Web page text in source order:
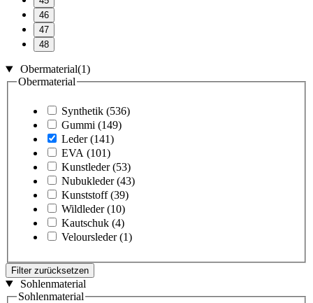
46
47
48
Obermaterial(1)
Obermaterial
Synthetik (536)
Gummi (149)
Leder (141)
EVA (101)
Kunstleder (53)
Nubukleder (43)
Kunststoff (39)
Wildleder (10)
Kautschuk (4)
Veloursleder (1)
Filter zurücksetzen
Sohlenmaterial
Sohlenmaterial